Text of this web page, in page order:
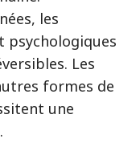
les
psychologiques
Les
formes de
une